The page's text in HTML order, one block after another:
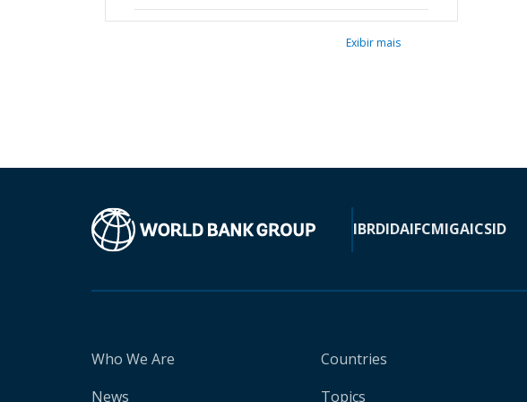
Exibir mais
IBRDIDAIFCMIGAICSID
Who We Are
News
Countries
Topics